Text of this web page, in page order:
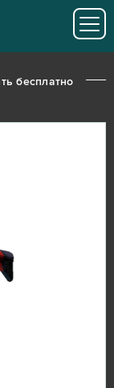
бесплатно